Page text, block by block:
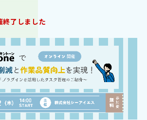
了しました